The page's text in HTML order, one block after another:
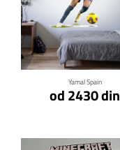
Yamal Spain
od 2430 din
Klikni za detalje